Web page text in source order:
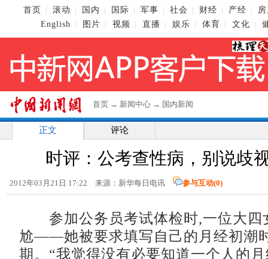
首页 滚动 国内 国际 军事 社会 财经 产经
English
图片 视频 直播 娱乐 体育 文化
首页 → 新闻中心 → 国内新闻
正文 评论
时评：公考查性病，别说歧
2012年03月21日 17:22 来源：新华每日电讯 参与互动(0)
参加公务员考试体检时,一位大四
尬——她被要求填写自己的月经初潮
期。“我觉得没有必要知道一个人的